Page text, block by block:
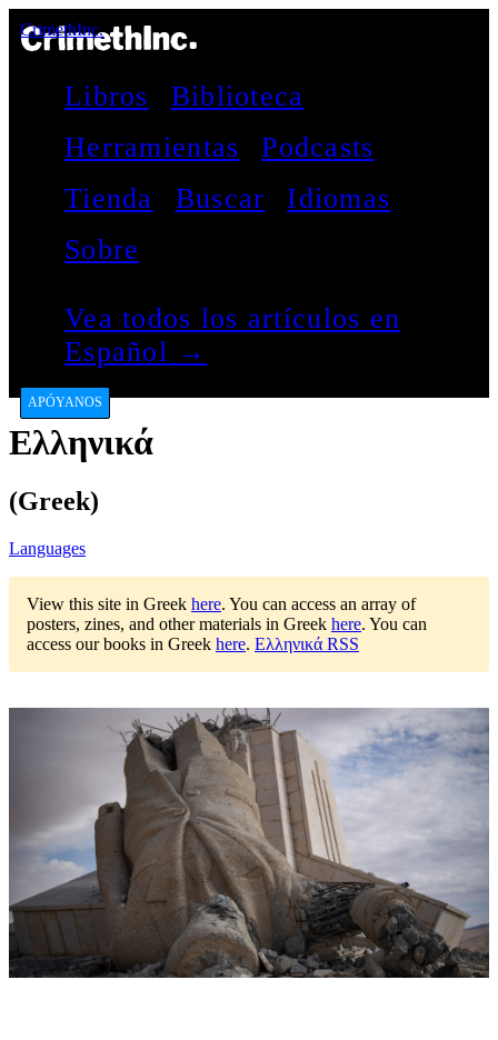
CrimethInc.
Libros
Biblioteca
Herramientas
Podcasts
Tienda
Buscar
Idiomas
Sobre
Vea todos los artículos en
Español →
APÓYANOS
Ελληνικά
(Greek)
Languages
View this site in Greek here. You can access an array of
posters, zines, and other materials in Greek here. You can
access our books in Greek here. Ελληνικά RSS